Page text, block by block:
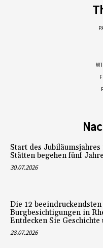
Start des
Stätten begehen fünf
30.07.2026
Die 12 beeindruckendsten
Burgbesichtigungen in
Entdecken Sie
28.07.2026